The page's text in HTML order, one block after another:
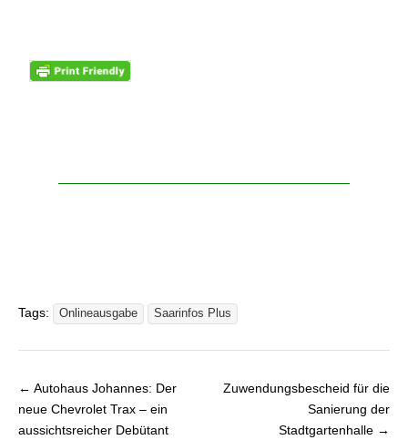
Tags: Onlineausgabe Saarinfos Plus
Beitragsnavigation
← Autohaus Johannes: Der
neue Chevrolet Trax – ein
aussichtsreicher Debütant
Zuwendungsbescheid für die
Sanierung der
Stadtgartenhalle →